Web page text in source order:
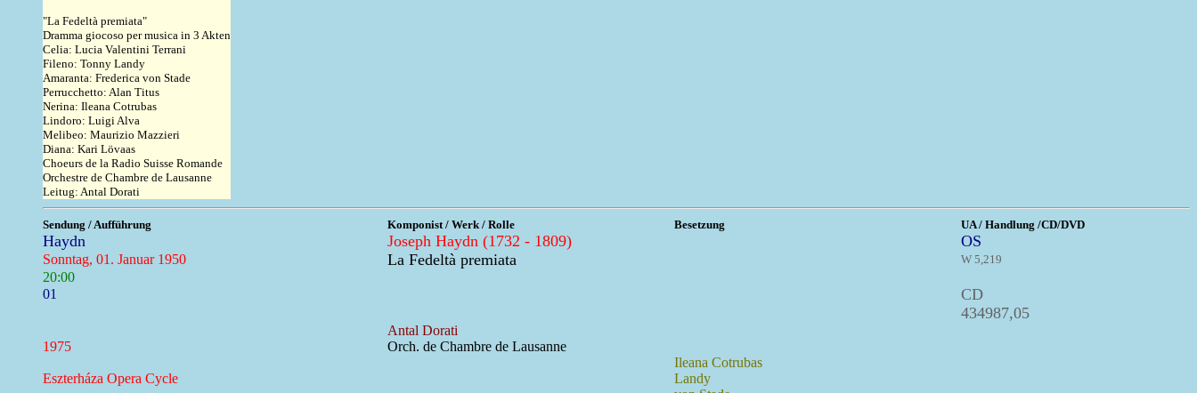
"La Fedeltà premiata"
Dramma giocoso per musica in 3 Akten
Celia: Lucia Valentini Terrani
Fileno: Tonny Landy
Amaranta: Frederica von Stade
Perrucchetto: Alan Titus
Nerina: Ileana Cotrubas
Lindoro: Luigi Alva
Melibeo: Maurizio Mazzieri
Diana: Kari Lövaas
Choeurs de la Radio Suisse Romande
Orchestre de Chambre de Lausanne
Leitug: Antal Dorati
Sendung / Aufführung Komponist / Werk / Rolle Besetzung UA / Handlung /CD/DVD
Haydn Joseph Haydn (1732 - 1809) OS
Sonntag, 01. Januar 1950 La Fedeltà premiata W 5,219
20:00
01
CD
434987,05
Antal Dorati
1975
Orch. de Chambre de Lausanne
Ileana Cotrubas
Eszterháza Opera Cycle
Landy